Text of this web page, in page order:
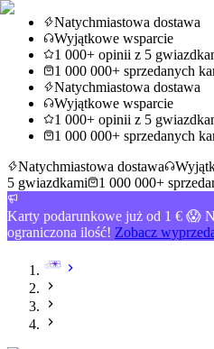
Natychmiastowa dostawa
Wyjątkowe wsparcie
1 000+ opinii z 5
1 000 000+ sprzedanych
Natychmiastowa dostawa
Wyjątkowe wsparcie
1 000+ opinii z 5
1 000 000+ sprzedanych
Natychmiastowa dostawa
5 gwiazdkami
1 000 000+
Karty podarunkowe już od 1 € 😱
ograniczona ilość! Zobacz